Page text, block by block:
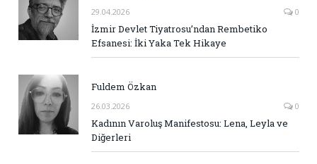
29.04.2026 0
İzmir Devlet Tiyatrosu’ndan Rembetiko
Efsanesi: İki Yaka Tek Hikaye
Fuldem Özkan
26.03.2026 0
Kadının Varoluş Manifestosu: Lena, Leyla ve
Diğerleri